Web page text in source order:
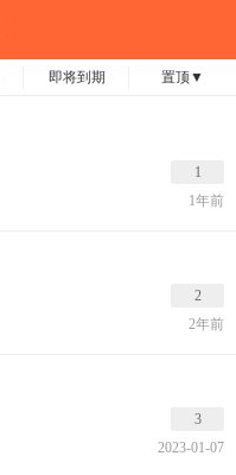
即将到期 置顶▼
1
1年前
2
2年前
3
2023-01-07